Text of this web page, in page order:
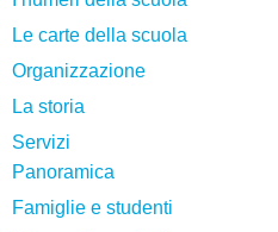
Le carte della scuola
Organizzazione
La storia
Servizi
Panoramica
Famiglie e studenti